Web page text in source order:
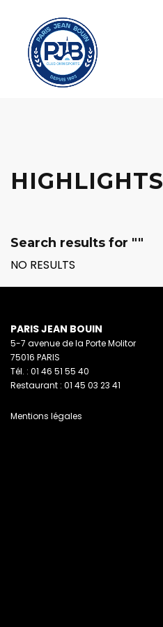
HIGHLIGHTS
Search results for ""
NO RESULTS
PARIS JEAN BOUIN
5-7 avenue de la Porte Molitor
75016 PARIS
Tél. : 01 46 51 55 40
Restaurant : 01 45 03 23 41
Mentions légales